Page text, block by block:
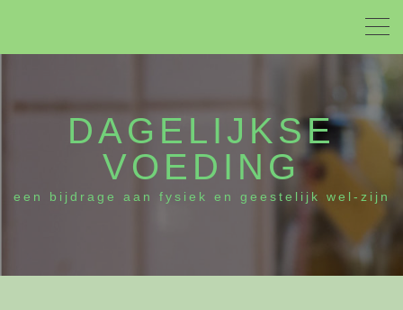
DAGELIJKSE
VOEDING
een bijdrage aan fysiek en geestelijk wel-zijn